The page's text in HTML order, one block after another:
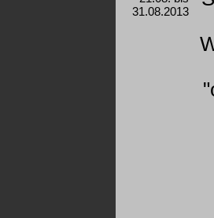
31.08.2013